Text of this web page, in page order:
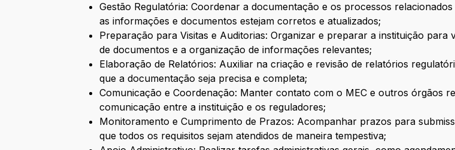
Gestão Regulatória: Coordenar a documentação e os processos
as informações e documentos estejam corretos e atualizados;
Preparação para Visitas e Auditorias: Organizar e preparar a instituição para
de documentos e a organização de informações relevantes;
Elaboração de Relatórios: Auxiliar na criação e revisão de relatórios
que a documentação seja precisa e completa;
Comunicação e Coordenação: Manter contato com o MEC e outros órgãos
comunicação entre a instituição e os reguladores;
Monitoramento e Cumprimento de Prazos: Acompanhar prazos para
que todos os requisitos sejam atendidos de maneira tempestiva;